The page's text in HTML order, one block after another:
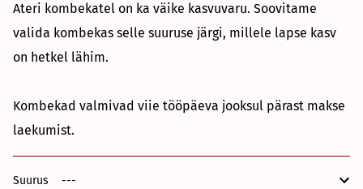
Ateri kombekatel on ka väike kasvuvaru. Soovitame
valida kombekas selle suuruse järgi, millele lapse kasv
on hetkel lähim.
Kombekad valmivad viie tööpäeva jooksul pärast makse
laekumist.
Suurus